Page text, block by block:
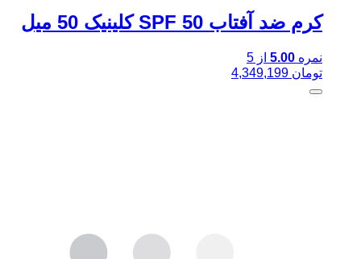
کرم ضد آفتاب SPF 50 کلینیک 50 میل
نمره 5.00 از 5
تومان